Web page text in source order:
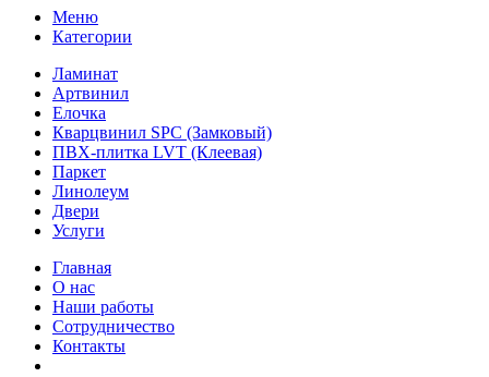
Меню
Категории
Ламинат
Артвинил
Елочка
Кварцвинил SPC (Замковый)
ПВХ-плитка LVT (Клеевая)
Паркет
Линолеум
Двери
Услуги
Главная
О нас
Наши работы
Сотрудничество
Контакты